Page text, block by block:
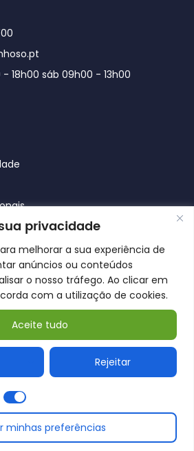
privacidade
melhorar a sua experiência de
anúncios ou conteúdos
o nosso tráfego. Ao clicar em
com a utilização de cookies.
Rejeitar
Aceite tudo
minhas preferências
- 18h00 sáb 09h00 - 13h00